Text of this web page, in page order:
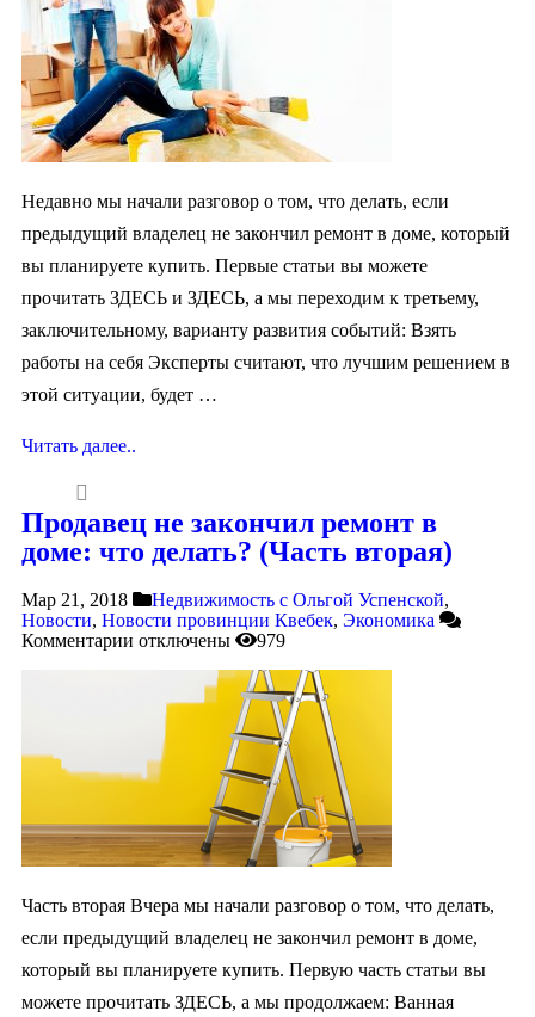
Недавно мы начали разговор о том, что делать, если
предыдущий владелец не закончил ремонт в доме, который
вы планируете купить. Первые статьи вы можете
прочитать ЗДЕСЬ и ЗДЕСЬ, а мы переходим к третьему,
заключительному, варианту развития событий: Взять
работы на себя Эксперты считают, что лучшим решением в
этой ситуации, будет …
Читать далее..
Продавец не закончил ремонт в
доме: что делать? (Часть вторая)
Мар 21, 2018 Недвижимость с Ольгой Успенской,
Новости, Новости провинции Квебек, Экономика
Комментарии отключены 979
Часть вторая Вчера мы начали разговор о том, что делать,
если предыдущий владелец не закончил ремонт в доме,
который вы планируете купить. Первую часть статьи вы
можете прочитать ЗДЕСЬ, а мы продолжаем: Ванная